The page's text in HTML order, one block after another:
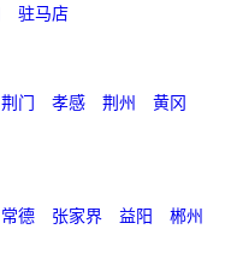
驻马店
荆门 孝感 荆州
黄冈
常德 张家界 益阳
郴州